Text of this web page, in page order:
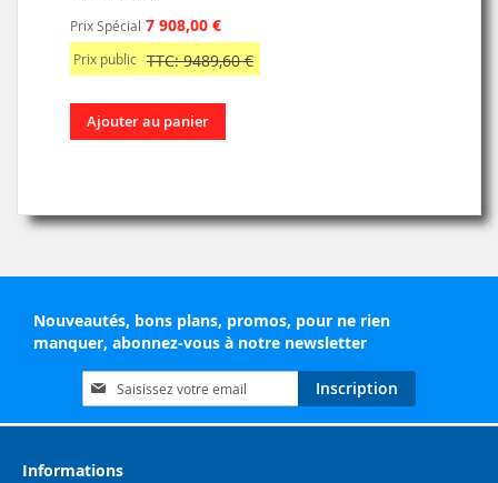
Prix Spécial 7 908,00 €
Prix public TTC: 9489,60 €
Ajouter au panier
Nouveautés, bons plans, promos, pour ne rien
manquer, abonnez-vous à notre newsletter
Inscription
à
notre
d’information
Inscription
Informations